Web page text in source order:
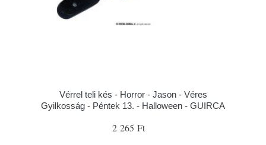
Vérrel teli kés - Horror - Jason - Véres
Gyilkosság - Péntek 13. - Halloween - GUIRCA
2 265 Ft